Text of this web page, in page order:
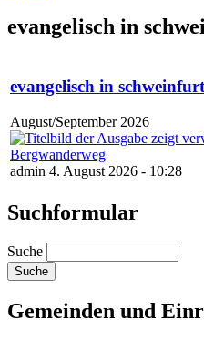
evangelisch in
evangelisch in
August/September 2026
admin 4. August 2026 - 10:28
Suchformular
Suche
Gemeinden und